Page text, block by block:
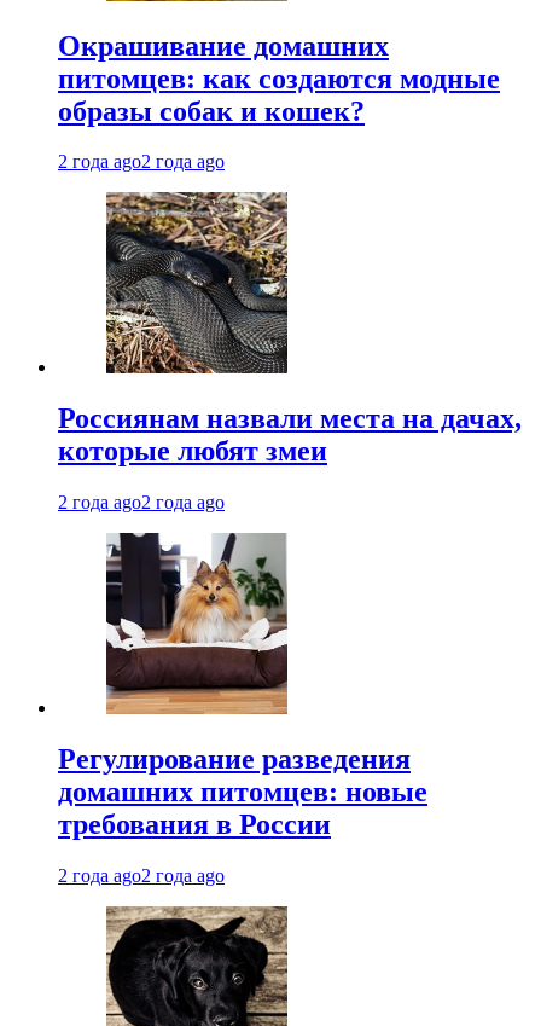
Окрашивание домашних
питомцев: как создаются модные
образы собак и кошек?
2 года ago2 года ago
Россиянам назвали места на дачах,
которые любят змеи
2 года ago2 года ago
Регулирование разведения
домашних питомцев: новые
требования в России
2 года ago2 года ago